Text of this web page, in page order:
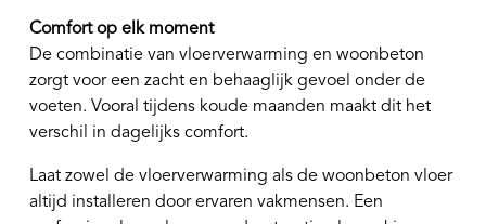
Comfort op elk moment
De combinatie van vloerverwarming en woonbeton
zorgt voor een zacht en behaaglijk gevoel onder de
voeten. Vooral tijdens koude maanden maakt dit het
verschil in dagelijks comfort.
Laat zowel de vloerverwarming als de woonbeton vloer
altijd installeren door ervaren vakmensen. Een